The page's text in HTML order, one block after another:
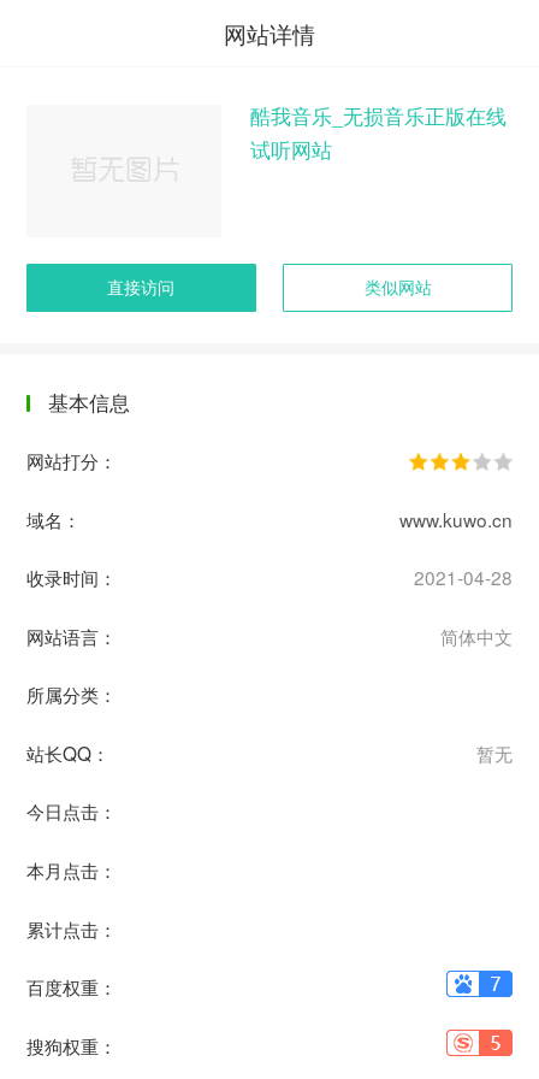
网站详情
酷我音乐_无损音乐正版在线
试听网站
直接访问 类似网站
基本信息
网站打分：
域名： www.kuwo.cn
收录时间： 2021-04-28
网站语言： 简体中文
所属分类：
站长QQ： 暂无
今日点击：
本月点击：
累计点击：
百度权重：
搜狗权重：